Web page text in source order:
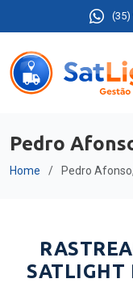
(35)
Pedro
Home Pedro
SATLIGHT